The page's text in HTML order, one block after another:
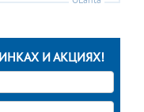
И АКЦИЯХ!